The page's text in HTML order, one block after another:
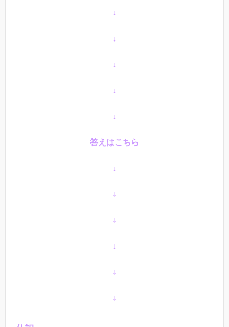
↓
↓
↓
↓
↓
答えはこちら
↓
↓
↓
↓
↓
↓